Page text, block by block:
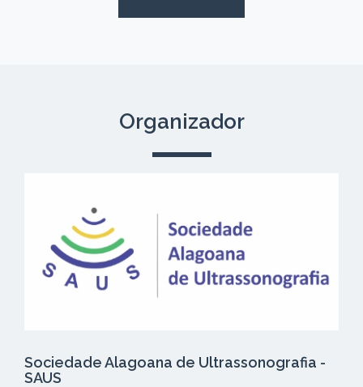
Organizador
Sociedade Alagoana de Ultrassonografia -
SAUS